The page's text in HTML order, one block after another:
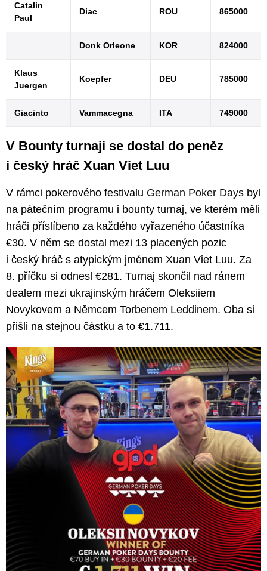
Catalin
Paul
Diac ROU 865000
Donk Orleone KOR 824000
Klaus
Juergen
Koepfer DEU 785000
Giacinto Vammacegna ITA 749000
V Bounty turnaji se dostal do peněz
i český hráč Xuan Viet Luu
V rámci pokerového festivalu German Poker Days byl
na pátečním programu i bounty turnaj, ve kterém měli
hráči příslíbeno za každého vyřazeného účastníka
€30. V něm se dostal mezi 13 placených pozic
i český hráč s atypickým jménem Xuan Viet Luu. Za
8. příčku si odnesl €281. Turnaj skončil nad ránem
dealem mezi ukrajinským hráčem Oleksiiem
Novykovem a Němcem Torbenem Leddinem. Oba si
přišli na stejnou částku a to €1.711.